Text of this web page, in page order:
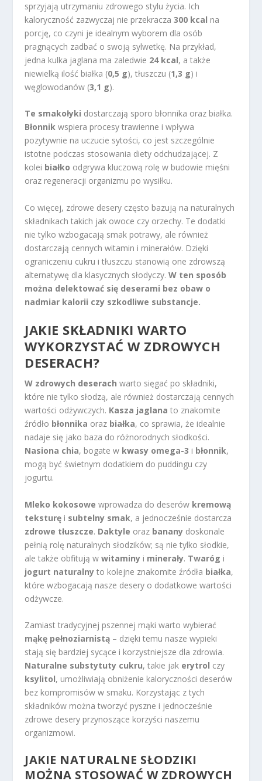
sprzyjają utrzymaniu zdrowego stylu życia. Ich
kaloryczność zazwyczaj nie przekracza300 kcal na
porcję, co czyni je idealnym wyborem dla osób
pragnących zadbać o swoją sylwetkę. Na przykład,
jedna kulka jaglana ma zaledwie 24 kcal, a także
niewielką ilość białka (0,5 g), tłuszczu (1,3 g) i
węglowodanów (3,1 g).
Te smakołyki dostarczają sporo błonnika oraz białka.
Błonnik wspiera procesy trawienne i wpływa
pozytywnie na uczucie sytości, co jest szczególnie
istotne podczas stosowania diety odchudzającej. Z
kolei białko odgrywa kluczową rolę w budowie mięśni
oraz regeneracji organizmu po wysiłku.
Co więcej, zdrowe desery często bazują na naturalnych
składnikach takich jak owoce czy orzechy. Te dodatki
nie tylko wzbogacają smak potrawy, ale również
dostarczają cennych witamin i minerałów. Dzięki
ograniczeniu cukru i tłuszczu stanowią one zdrowszą
alternatywę dla klasycznych słodyczy.W ten sposób
można delektować się deserami bez obaw o
nadmiar kalorii czy szkodliwe substancje.
JAKIE SKŁADNIKI WARTO
WYKORZYSTAĆ W ZDROWYCH
DESERACH?
W zdrowych deserach warto sięgać po składniki,
które nie tylko słodzą, ale również dostarczają cennych
wartości odżywczych. Kasza jaglana to znakomite
źródło błonnika oraz białka, co sprawia, że idealnie
nadaje się jako baza do różnorodnych słodkości.
Nasiona chia, bogate w kwasy omega-3 i błonnik,
mogą być świetnym dodatkiem do puddingu czy
jogurtu.
Mleko kokosowe wprowadza do deserów kremową
teksturę i subtelny smak, a jednocześnie dostarcza
zdrowe tłuszcze. Daktyle oraz banany doskonale
pełnią rolę naturalnych słodzików; są nie tylko słodkie,
ale także obfitują wwitaminy i minerały. Twaróg i
jogurt naturalny to kolejne znakomite źródła białka,
które wzbogacają nasze desery o dodatkowe wartości
odżywcze.
Zamiast tradycyjnej pszennej mąki warto wybierać
mąkę pełnoziarnistą – dzięki temu nasze wypieki
stają się bardziej sycące i korzystniejsze dla zdrowia.
Naturalne substytuty cukru, takie jak erytrol czy
ksylitol, umożliwiają obniżenie kaloryczności deserów
bez kompromisów w smaku. Korzystając z tych
składników można tworzyć pyszne i jednocześnie
zdrowe desery przynoszące korzyści naszemu
organizmowi.
JAKIE NATURALNE SŁODZIKI
MOŻNA STOSOWAĆ W ZDROWYCH